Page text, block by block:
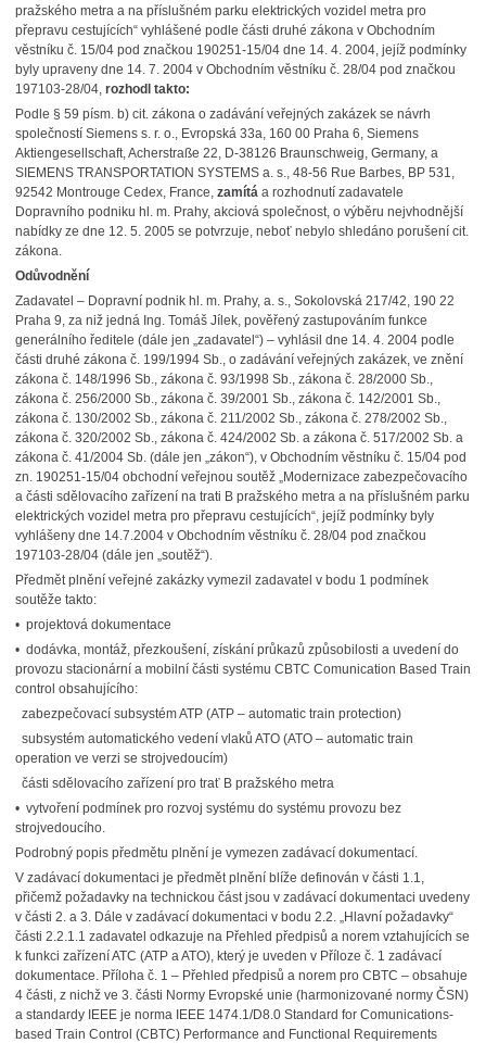
pražského metra a na příslušném parku elektrických vozidel metra pro
přepravu cestujících“ vyhlášené podle části druhé zákona v Obchodním
věstníku č. 15/04 pod značkou 190251-15/04 dne 14. 4. 2004, jejíž podmínky
byly upraveny dne 14. 7. 2004 v Obchodním věstníku č. 28/04 pod značkou
197103-28/04, rozhodl takto:
Podle § 59 písm. b) cit. zákona o zadávání veřejných zakázek se návrh
společností Siemens s. r. o., Evropská 33a, 160 00 Praha 6, Siemens
Aktiengesellschaft, Acherstraße 22, D-38126 Braunschweig, Germany, a
SIEMENS TRANSPORTATION SYSTEMS a. s., 48‑56 Rue Barbes, BP 531,
92542 Montrouge Cedex, France, zamítá a rozhodnutí zadavatele
Dopravního podniku hl. m. Prahy, akciová společnost, o výběru nejvhodnější
nabídky ze dne 12. 5. 2005 se potvrzuje, neboť nebylo shledáno porušení cit.
zákona.
Odůvodnění
Zadavatel – Dopravní podnik hl. m. Prahy, a. s., Sokolovská 217/42, 190 22
Praha 9, za niž jedná Ing. Tomáš Jílek, pověřený zastupováním funkce
generálního ředitele (dále jen „zadavatel“) – vyhlásil dne 14. 4. 2004 podle
části druhé zákona č. 199/1994 Sb., o zadávání veřejných zakázek, ve znění
zákona č. 148/1996 Sb., zákona č. 93/1998 Sb., zákona č. 28/2000 Sb.,
zákona č. 256/2000 Sb., zákona č. 39/2001 Sb., zákona č. 142/2001 Sb.,
zákona č. 130/2002 Sb., zákona č. 211/2002 Sb., zákona č. 278/2002 Sb.,
zákona č. 320/2002 Sb., zákona č. 424/2002 Sb. a zákona č. 517/2002 Sb. a
zákona č. 41/2004 Sb. (dále jen „zákon“), v Obchodním věstníku č. 15/04 pod
zn. 190251-15/04 obchodní veřejnou soutěž „Modernizace zabezpečovacího
a části sdělovacího zařízení na trati B pražského metra a na příslušném parku
elektrických vozidel metra pro přepravu cestujících“, jejíž podmínky byly
vyhlášeny dne 14.7.2004 v Obchodním věstníku č. 28/04 pod značkou
197103-28/04 (dále jen „soutěž“).
Předmět plnění veřejné zakázky vymezil zadavatel v bodu 1 podmínek
soutěže takto:
• projektová dokumentace
• dodávka, montáž, přezkoušení, získání průkazů způsobilosti a uvedení do
provozu stacionární a mobilní části systému CBTC Comunication Based Train
control obsahujícího:
­ zabezpečovací subsystém ATP (ATP – automatic train protection)
­ subsystém automatického vedení vlaků ATO (ATO – automatic train
operation ve verzi se strojvedoucím)
­ části sdělovacího zařízení pro trať B pražského metra
• vytvoření podmínek pro rozvoj systému do systému provozu bez
strojvedoucího.
Podrobný popis předmětu plnění je vymezen zadávací dokumentací.
V zadávací dokumentaci je předmět plnění blíže definován v části 1.1,
přičemž požadavky na technickou část jsou v zadávací dokumentaci uvedeny
v části 2. a 3. Dále v zadávací dokumentaci v bodu 2.2. „Hlavní požadavky“
části 2.2.1.1 zadavatel odkazuje na Přehled předpisů a norem vztahujících se
k funkci zařízení ATC (ATP a ATO), který je uveden v Příloze č. 1 zadávací
dokumentace. Příloha č. 1 – Přehled předpisů a norem pro CBTC – obsahuje
4 části, z nichž ve 3. části Normy Evropské unie (harmonizované normy ČSN)
a standardy IEEE je norma IEEE 1474.1/D8.0 Standard for Comunications-
based Train Control (CBTC) Performance and Functional Requirements